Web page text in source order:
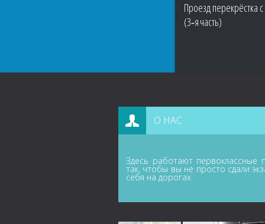
Проезд перекрёстка
(3‑я часть)
О НАС
Здесь работают первоклассные
так, чтобы вы не просто сдали
себя на дорогах.